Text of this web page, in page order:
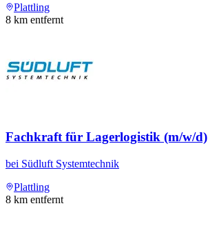
Plattling
8 km entfernt
Fachkraft für Lagerlogistik (m/w/d)
bei Südluft Systemtechnik
Plattling
8 km entfernt